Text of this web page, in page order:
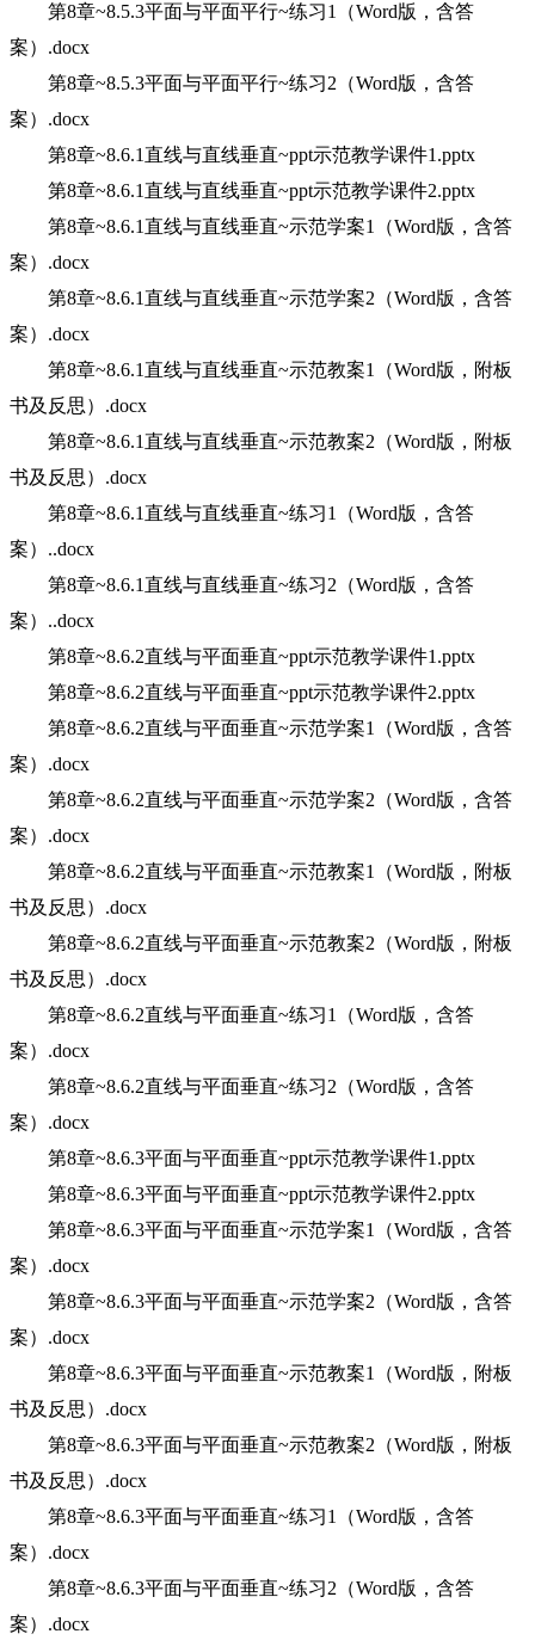
第8章~8.5.3平面与平面平行~练习1（Word版，含答
案）.docx
第8章~8.5.3平面与平面平行~练习2（Word版，含答
案）.docx
第8章~8.6.1直线与直线垂直~ppt示范教学课件1.pptx
第8章~8.6.1直线与直线垂直~ppt示范教学课件2.pptx
第8章~8.6.1直线与直线垂直~示范学案1（Word版，含答
案）.docx
第8章~8.6.1直线与直线垂直~示范学案2（Word版，含答
案）.docx
第8章~8.6.1直线与直线垂直~示范教案1（Word版，附板
书及反思）.docx
第8章~8.6.1直线与直线垂直~示范教案2（Word版，附板
书及反思）.docx
第8章~8.6.1直线与直线垂直~练习1（Word版，含答
案）..docx
第8章~8.6.1直线与直线垂直~练习2（Word版，含答
案）..docx
第8章~8.6.2直线与平面垂直~ppt示范教学课件1.pptx
第8章~8.6.2直线与平面垂直~ppt示范教学课件2.pptx
第8章~8.6.2直线与平面垂直~示范学案1（Word版，含答
案）.docx
第8章~8.6.2直线与平面垂直~示范学案2（Word版，含答
案）.docx
第8章~8.6.2直线与平面垂直~示范教案1（Word版，附板
书及反思）.docx
第8章~8.6.2直线与平面垂直~示范教案2（Word版，附板
书及反思）.docx
第8章~8.6.2直线与平面垂直~练习1（Word版，含答
案）.docx
第8章~8.6.2直线与平面垂直~练习2（Word版，含答
案）.docx
第8章~8.6.3平面与平面垂直~ppt示范教学课件1.pptx
第8章~8.6.3平面与平面垂直~ppt示范教学课件2.pptx
第8章~8.6.3平面与平面垂直~示范学案1（Word版，含答
案）.docx
第8章~8.6.3平面与平面垂直~示范学案2（Word版，含答
案）.docx
第8章~8.6.3平面与平面垂直~示范教案1（Word版，附板
书及反思）.docx
第8章~8.6.3平面与平面垂直~示范教案2（Word版，附板
书及反思）.docx
第8章~8.6.3平面与平面垂直~练习1（Word版，含答
案）.docx
第8章~8.6.3平面与平面垂直~练习2（Word版，含答
案）.docx